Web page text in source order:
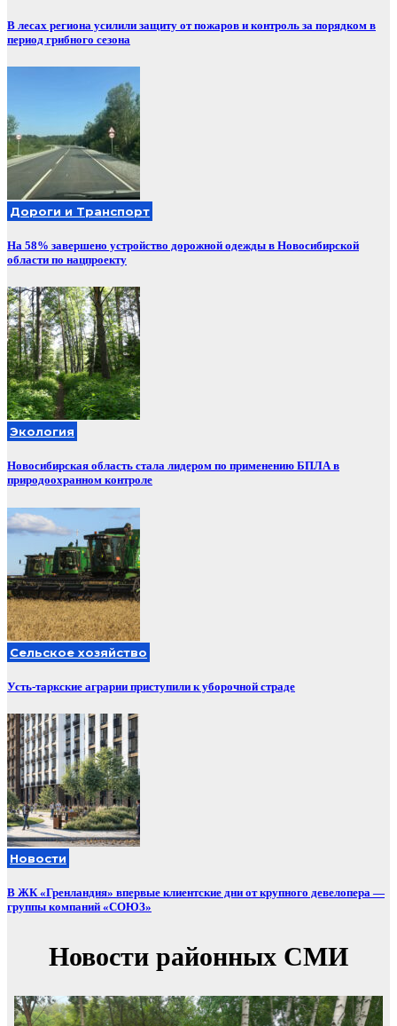
В лесах региона усилили защиту от пожаров и контроль за порядком в
период грибного сезона
Дороги и Транспорт
На 58% завершено устройство дорожной одежды в Новосибирской
области по нацпроекту
Экология
Новосибирская область стала лидером по применению БПЛА в
природоохранном контроле
Сельское хозяйство
Усть-таркские аграрии приступили к уборочной страде
Новости
В ЖК «Гренландия» впервые клиентские дни от крупного девелопера —
группы компаний «СОЮЗ»